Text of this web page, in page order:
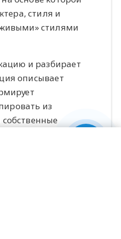
стиля и
стилями
и разбирает
описывает
из
основанная не
дизайна и